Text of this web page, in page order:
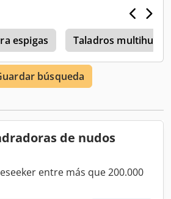
espigas Taladros
búsqueda
de nudos
entre más que 200.000